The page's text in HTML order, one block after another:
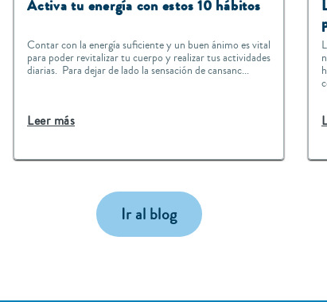
Activa tu energía con estos 10 hábitos
Contar con la energía suficiente y un buen ánimo es vital
para poder revitalizar tu cuerpo y realizar tus actividades
diarias. Para dejar de lado la sensación de cansanc...
Leer más
Ir al blog